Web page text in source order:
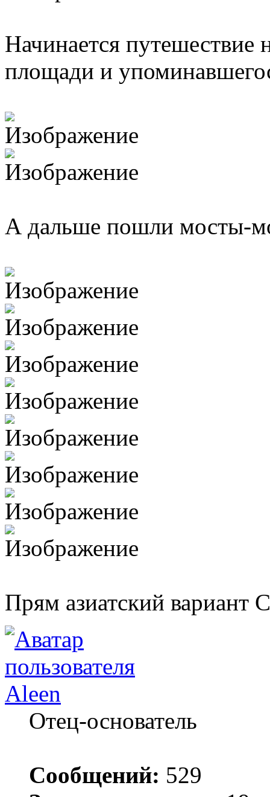
Начинается путешествие
площади и
А дальше пошли мосты-
Прям азиатский вариант
Aleen
Отец-основатель
Сообщений: 529